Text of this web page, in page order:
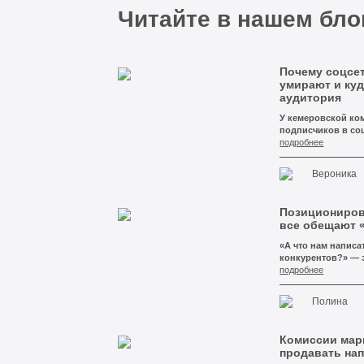
Читайте в нашем
Почему
умирают и
аудитория
У кемеровской
подписчиков в
месяц. И это не
что подписчики
просто никто не
подробнее
Вероника
все обещают
«А что нам
конкурентов?» —
задают чуть ли не
ждёт, что мы
качество,
Сначала просим
конкурентов в
подробнее
Полина
Комиссии
продавать